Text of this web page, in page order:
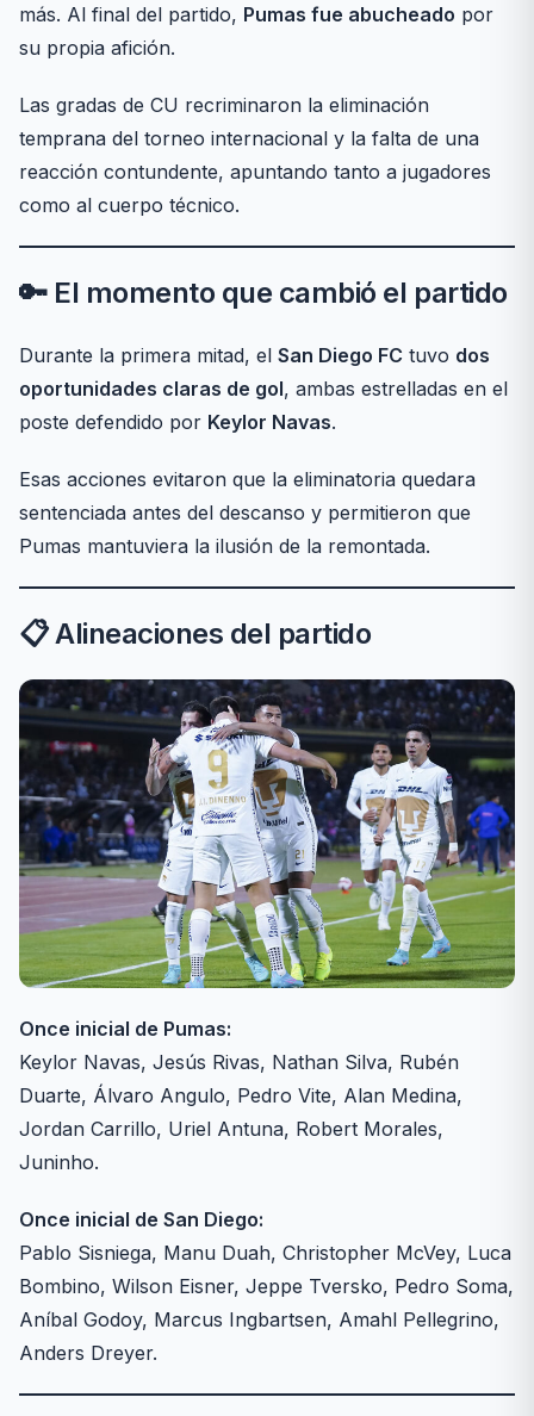
más. Al final del partido, Pumas fue abucheado por
su propia afición.
Las gradas de CU recriminaron la eliminación
temprana del torneo internacional y la falta de una
reacción contundente, apuntando tanto a jugadores
como al cuerpo técnico.
🔑 El momento que cambió el partido
Durante la primera mitad, el San Diego FC tuvo dos
oportunidades claras de gol, ambas estrelladas en el
poste defendido por Keylor Navas.
Esas acciones evitaron que la eliminatoria quedara
sentenciada antes del descanso y permitieron que
Pumas mantuviera la ilusión de la remontada.
📋 Alineaciones del partido
Once inicial de Pumas:
Keylor Navas, Jesús Rivas, Nathan Silva, Rubén
Duarte, Álvaro Angulo, Pedro Vite, Alan Medina,
Jordan Carrillo, Uriel Antuna, Robert Morales,
Juninho.
Once inicial de San Diego:
Pablo Sisniega, Manu Duah, Christopher McVey, Luca
Bombino, Wilson Eisner, Jeppe Tversko, Pedro Soma,
Aníbal Godoy, Marcus Ingbartsen, Amahl Pellegrino,
Anders Dreyer.